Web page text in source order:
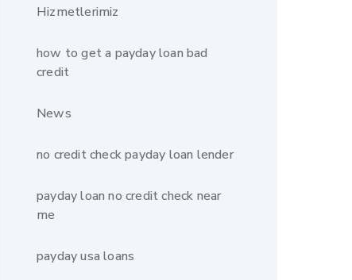
Hizmetlerimiz
how to get a payday loan bad
credit
News
no credit check payday loan lender
payday loan no credit check near
me
payday usa loans